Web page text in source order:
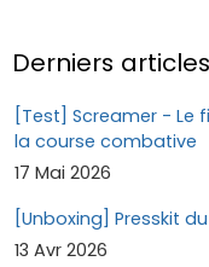
Derniers articles
[Test] Screamer - Le
la course combative
17 Mai 2026
[Unboxing] Presskit
13 Avr 2026